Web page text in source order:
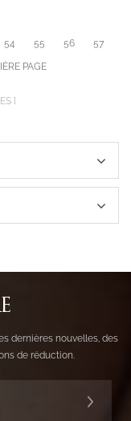
rose
54 55 56 57
PAGE
dernières nouvelles, des
de réduction.